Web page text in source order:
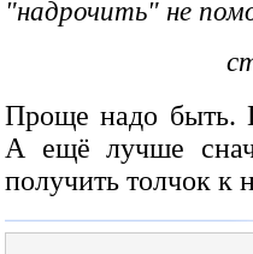
"надрочить" не
Проще надо быть.
А ещё лучше
получить толчок к